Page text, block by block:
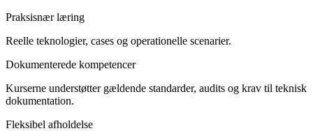
Praksisnær læring
Reelle teknologier, cases og operationelle scenarier.
Dokumenterede kompetencer
Kurserne understøtter gældende standarder, audits og krav til teknisk
dokumentation.
Fleksibel afholdelse